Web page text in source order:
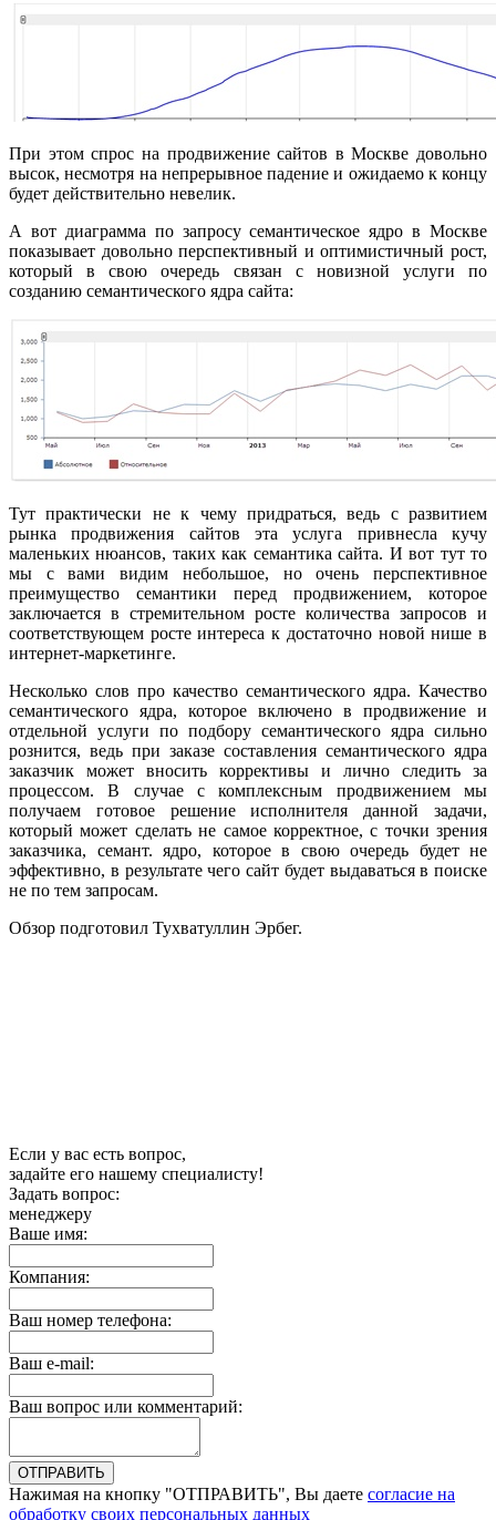
При этом спрос на продвижение сайтов в Москве довольно
высок, несмотря на непрерывное падение и ожидаемо к концу
будет действительно невелик.
А вот диаграмма по запросу семантическое ядро в Москве
показывает довольно перспективный и оптимистичный рост,
который в свою очередь связан с новизной услуги по
созданию семантического ядра сайта:
Тут практически не к чему придраться, ведь с развитием
рынка продвижения сайтов эта услуга привнесла кучу
маленьких нюансов, таких как семантика сайта. И вот тут то
мы с вами видим небольшое, но очень перспективное
преимущество семантики перед продвижением, которое
заключается в стремительном росте количества запросов и
соответствующем росте интереса к достаточно новой нише в
интернет-маркетинге.
Несколько слов про качество семантического ядра. Качество
семантического ядра, которое включено в продвижение и
отдельной услуги по подбору семантического ядра сильно
рознится, ведь при заказе составления семантического ядра
заказчик может вносить коррективы и лично следить за
процессом. В случае с комплексным продвижением мы
получаем готовое решение исполнителя данной задачи,
который может сделать не самое корректное, с точки зрения
заказчика, семант. ядро, которое в свою очередь будет не
эффективно, в результате чего сайт будет выдаваться в поиске
не по тем запросам.
Обзор подготовил Тухватуллин Эрбег.
Если у вас есть вопрос,
задайте его нашему специалисту!
Задать вопрос:
менеджеру
Ваше имя:
Компания:
Ваш номер телефона:
Ваш e-mail:
Ваш вопрос или комментарий:
Нажимая на кнопку "ОТПРАВИТЬ", Вы даете согласие на
обработку своих персональных данных